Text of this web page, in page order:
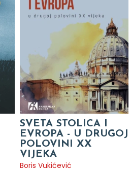
SVETA STOLICA I
EVROPA - U DRUGOJ
POLOVINI XX
VIJEKA
Boris Vukićević